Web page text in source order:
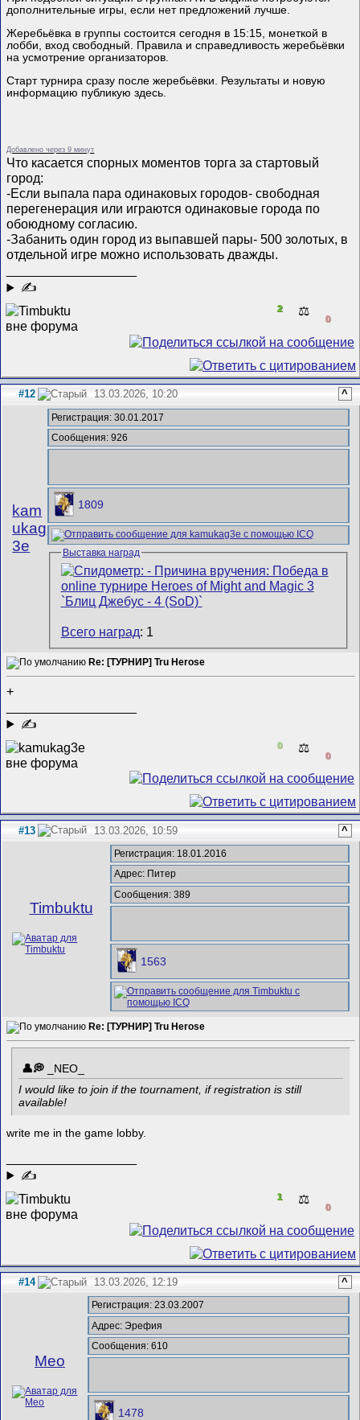
дополнительные игры, если нет предложений лучше.
Жеребьёвка в группы состоится сегодня в 15:15, монеткой в
лобби, вход свободный. Правила и справедливость жеребьёвки
на усмотрение организаторов.
Старт турнира сразу после жеребьёвки. Результаты и новую
информацию публикую здесь.
Добавлено через 9 минут
Что касается спорных моментов торга за стартовый
город:
-Если выпала пара одинаковых городов- свободная
перегенерация или играются одинаковые города по
обоюдному согласию.
-Забанить один город из выпавшей пары- 500 золотых, в
отдельной игре можно использовать дважды.
✍
2 ⚖️
0
#12 13.03.2026, 10:20 ^
kam
ukag
3e
Регистрация: 30.01.2017
Сообщения: 926
1809
Выставка наград
Всего наград: 1
Re: [ТУРНИР] Tru Herose
+
✍
0 ⚖️
0
#13 13.03.2026, 10:59 ^
Timbuktu
Регистрация: 18.01.2016
Адрес: Питер
Сообщения: 389
1563
Re: [ТУРНИР] Tru Herose
_NEO_
I would like to join if the tournament, if registration is still
available!
write me in the game lobby.
✍
1 ⚖️
0
#14 13.03.2026, 12:19 ^
Meo
Регистрация: 23.03.2007
Адрес: Эрефия
Сообщения: 610
1478